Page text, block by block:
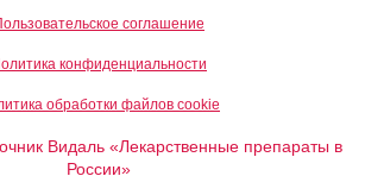
соглашение
конфиденциальности
обработки файлов cookie
Видаль «Лекарственные препараты в
России»